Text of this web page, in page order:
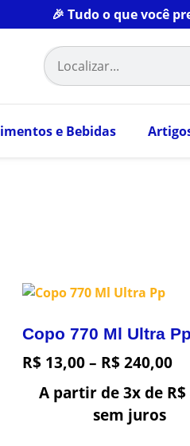
🎉 Tudo o que você
e Bebidas
Copo 770 Ml Ultra Pp
R$ 13,00– R$240,00
A partir de 3x de R$
sem juros